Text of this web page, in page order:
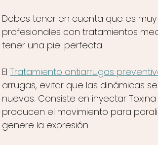
Debes tener en cuenta que es
profesionales con tratamientos
tener una piel perfecta.
El Tratamiento antiarrugas
arrugas, evitar que las dinámicas
nuevas. Consiste en inyectar
producen el movimiento para
genere la expresión.